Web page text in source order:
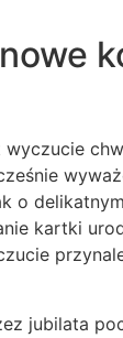
o
kartki
jubilata